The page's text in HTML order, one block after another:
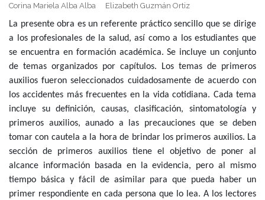
Corina Mariela Alba Alba
Elizabeth Guzmán Ortiz
La presente obra es un referente práctico sencillo que se dirige
a los profesionales de la salud, así como a los estudiantes que
se encuentra en formación académica. Se incluye un conjunto
de temas organizados por capítulos. Los temas de primeros
auxilios fueron seleccionados cuidadosamente de acuerdo con
los accidentes más frecuentes en la vida cotidiana. Cada tema
incluye su definición, causas, clasificación, sintomatología y
primeros auxilios, aunado a las precauciones que se deben
tomar con cautela a la hora de brindar los primeros auxilios. La
sección de primeros auxilios tiene el objetivo de poner al
alcance información basada en la evidencia, pero al mismo
tiempo básica y fácil de asimilar para que pueda haber un
primer respondiente en cada persona que lo lea. A los lectores